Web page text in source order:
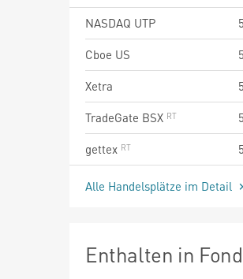
NASDAQ UTP
Cboe US
Xetra
TradeGate BSX
gettex
Alle Handelsplätze im Detail
Enthalten in